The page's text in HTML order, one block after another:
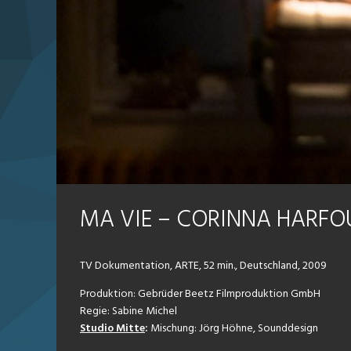
MA VIE – CORINNA
TV Dokumentation, ARTE, 52 min., Deutschland, 2009
Produktion: Gebrüder Beetz Filmproduktion GmbH
Regie: Sabine Michel
Studio Mitte: Mischung: Jörg Höhne, Sounddesign